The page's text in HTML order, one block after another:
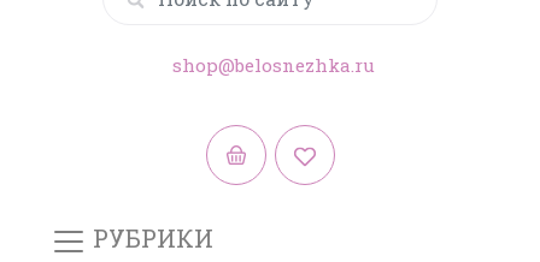
shop@belosnezhka.ru
РУБРИКИ